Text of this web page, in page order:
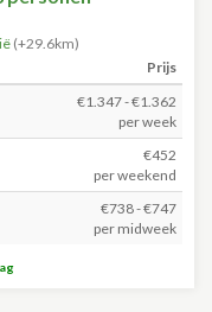
(+29.6km)
Prijs
€1.347 - €1.362
per week
€452
per weekend
€738 - €747
per midweek